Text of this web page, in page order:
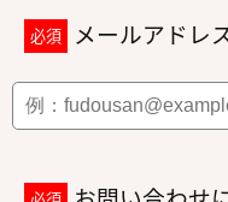
必須 メールアドレ